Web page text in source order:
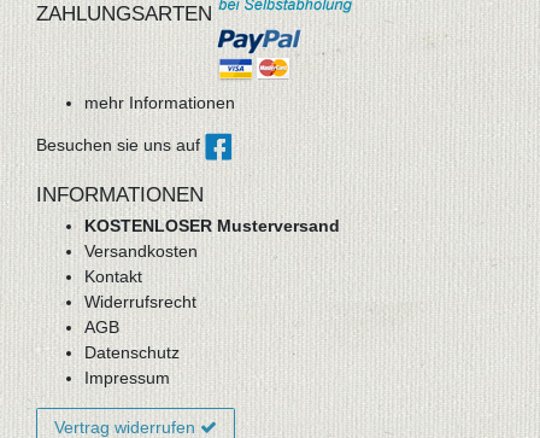
ZAHLUNGSARTEN
mehr Informationen
Besuchen sie uns auf
INFORMATIONEN
KOSTENLOSER Musterversand
Versandkosten
Kontakt
Widerrufsrecht
AGB
Datenschutz
Impressum
Vertrag widerrufen